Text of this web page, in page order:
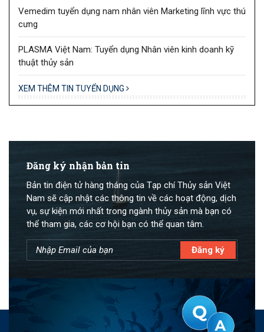
Vemedim tuyển dụng nam nhân viên Marketing lĩnh vực thú
cưng
PLASMA Việt Nam: Tuyển dụng Nhân viên kinh doanh kỹ
thuật thủy sản
XEM THÊM TIN TUYỂN DỤNG
Đăng ký nhận bản tin
Bản tin điện tử hàng tháng của Tạp chí Thủy sản Việt
Nam sẽ cập nhật các thông tin về các hoạt động, dịch
vụ, sự kiện mới nhất trong ngành thủy sản mà bạn có
thể tham gia, các cơ hội bạn có thể quan tâm.